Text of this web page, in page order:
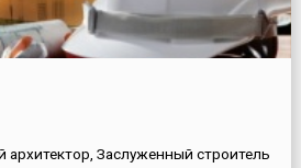
архитектор, Заслуженный строитель